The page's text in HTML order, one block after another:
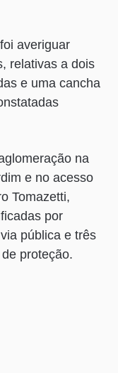
averiguar
relativas a dois
e uma cancha
na
e no acesso
Tomazetti,
por
pública e três
proteção.